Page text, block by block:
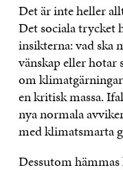
Det är inte heller
Det sociala trycket
insikterna: vad ska
vänskap eller
om
en kritisk massa.
nya normala
med klimatsmarta
Dessutom